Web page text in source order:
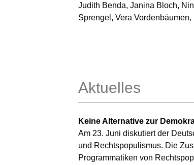
Judith Benda, Janina Bloch,
Sprengel, Vera
Aktuelles
Keine Alternative zur
Am 23. Juni diskutiert der
und Rechtspopulismus. Die
Programmatiken von